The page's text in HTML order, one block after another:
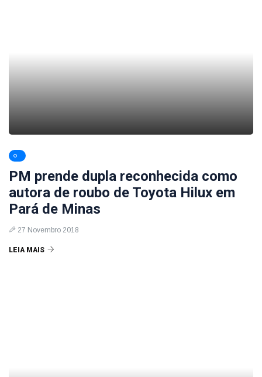
PM prende dupla reconhecida como
autora de roubo de Toyota Hilux em
Pará de Minas
27 Novembro 2018
LEIA MAIS